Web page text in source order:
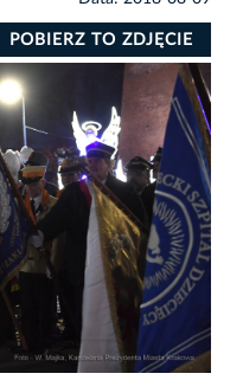
POBIERZ TO ZDJĘCIE